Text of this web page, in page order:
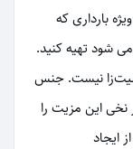
بارداری که
شود تهیه کنید.
نیست. جنس
این مزیت را
ایجاد